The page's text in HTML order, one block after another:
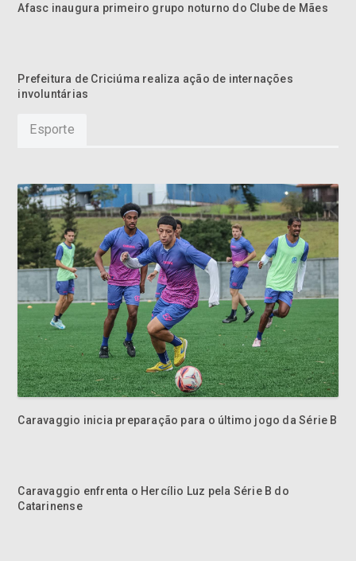
Afasc inaugura primeiro grupo noturno do Clube de Mães
Prefeitura de Criciúma realiza ação de internações
involuntárias
Esporte
Caravaggio inicia preparação para o último jogo da Série B
Caravaggio enfrenta o Hercílio Luz pela Série B do
Catarinense